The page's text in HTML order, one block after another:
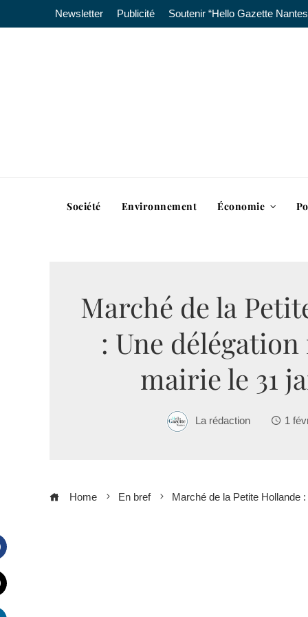
Newsletter Publicité Soutenir “Hello Gazette
Société Environnement Économie
Marché de la
: Une délégation
mairie le 31
La rédaction 1
Home En bref Marché de la Petite Hollande